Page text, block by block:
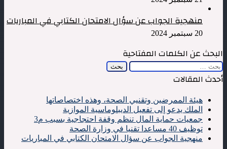
منهجية الجواب عن سؤال الامتحان الكتابي في المباريات
20 سبتمبر 2024
البحث عن الكلمات المفتاحية
البحث
عن:
أحدث المقالات
هيئة الممرضين وتقنيي الصحة، وهذه اختصاصاتها
الملك يدعو إلى تفعيل الديبلوماسية الموازية
جمعيات حماية المال تنظم وقفة احتجاجية بسبب م3
توظيف 40 مساعدا تقنيا في وزارة الصحة
منهجية الجواب عن سؤال الامتحان الكتابي في المباريات